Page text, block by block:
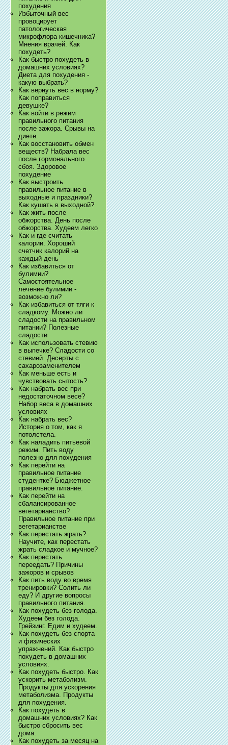
похудения
Избыточный вес
провоцирует
патологическая
микрофлора кишечника?
Мнения врачей. Как
похудеть?
Как быстро похудеть в
домашних условиях?
Диета для похудения -
какую выбрать?
Как вернуть вес в норму?
Как поправиться
девушке?
Как войти в режим
правильного питания
после зажора. Срывы на
диете.
Как восстановить обмен
веществ? Набрала вес
после гормонального
сбоя. Здоровое
похудение
Как выстроить
правильное питание в
выходные и праздники?
Как кушать в выходной?
Как жить после
обжорства. День после
обжорства. Худеем легко
Как и где считать
калории. Хороший
счетчик калорий на
каждый день
Как избавиться от
булимии?
Самостоятельное
лечение булимии -
возможно ли?
Как избавиться от тяги к
сладкому. Можно ли
сладости на правильном
питании? Полезные
сладости
Как использовать стевию
в выпечке? Сладости со
стевией. Десерты с
сахарозаменителем
Как меньше есть и
чувствовать сытость?
Как набрать вес при
недостаточном весе?
Набор веса в домашних
условиях
Как набрать вес?
История о том, как я
потолстела.
Как наладить питьевой
режим. Пить воду
полезно для похудения
Как перейти на
правильное питание
студентке? Бюджетное
правильное питание.
Как перейти на
сбалансированное
вегетарианство?
Правильное питание при
вегетарианстве
Как перестать жрать?
Научите, как перестать
жрать сладкое и мучное?
Как перестать
переедать? Причины
зажоров и срывов
Как пить воду во время
тренировки? Солить ли
еду? И другие вопросы
правильного питания.
Как похудеть без голода.
Худеем без голода.
Грейзинг. Едим и худеем.
Как похудеть без спорта
и физических
упражнений. Как быстро
похудеть в домашних
условиях.
Как похудеть быстро. Как
ускорить метаболизм.
Продукты для ускорения
метаболизма. Продукты
для похудения.
Как похудеть в
домашних условиях? Как
быстро сбросить вес
дома.
Как похудеть за месяц на